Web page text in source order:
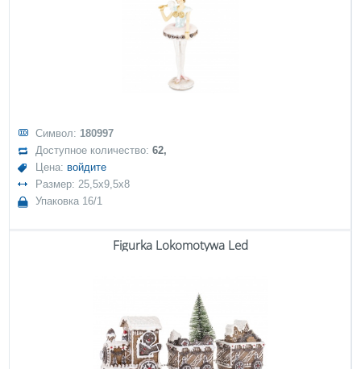
Символ: 180997
Доступное количество:62,
Цена: войдите
Размер: 25,5x9,5x8
Упаковка 16/1
Figurka Lokomotywa Led